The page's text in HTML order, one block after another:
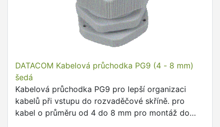
DATACOM Kabelová průchodka PG9 (4 - 8 mm)
šedá
Kabelová průchodka PG9 pro lepší organizaci
kabelů při vstupu do rozvaděčové skříně. pro
kabel o průměru od 4 do 8 mm pro montáž do